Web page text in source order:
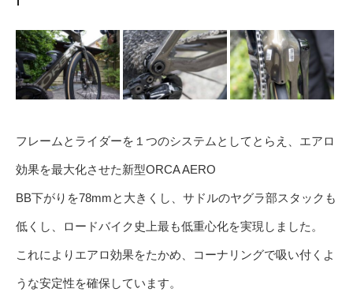
フレームとライダーを１つのシステムとしてとらえ、エアロ
効果を最大化させた新型ORCA AERO
BB下がりを78mmと大きくし、サドルのヤグラ部スタックも
低くし、ロードバイク史上最も低重心化を実現しました。
これによりエアロ効果をたかめ、コーナリングで吸い付くよ
うな安定性を確保しています。